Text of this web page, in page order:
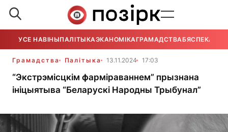
УСЕ НАВІНЫПАЛІТЫКАЭКАНОМІКАГРАМАДСТВАБЯСПЕКА
Грамадства Палітыка 13.11.2024 17:03
“Экстрэмісцкім фарміраваннем” прызнана
ініцыятыва “Беларускі Народны Трыбунал”